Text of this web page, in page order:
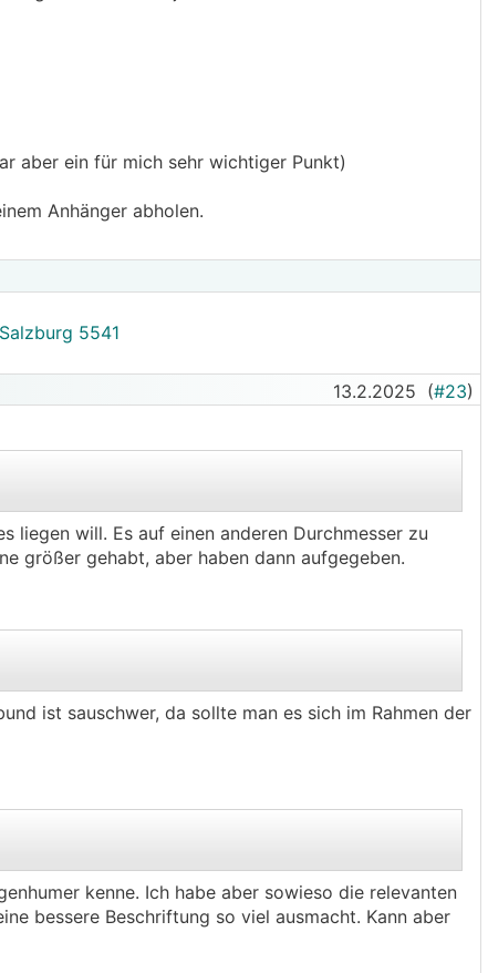
ist
dem Anhänger und du hast gleich mal ein paar
aber ein für mich sehr wichtiger Punkt)
Anhänger abholen.
5541
13.2.2025 (#23)
liegen will. Es auf einen anderen Durchmesser zu
größer gehabt, aber haben dann aufgegeben.
ist sauschwer, da sollte man es sich im Rahmen der
kenne. Ich habe aber sowieso die relevanten
bessere Beschriftung so viel ausmacht. Kann aber